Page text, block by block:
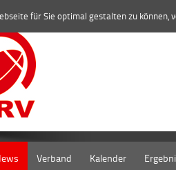
Verband Kalender
für Sie optimal gestalten zu